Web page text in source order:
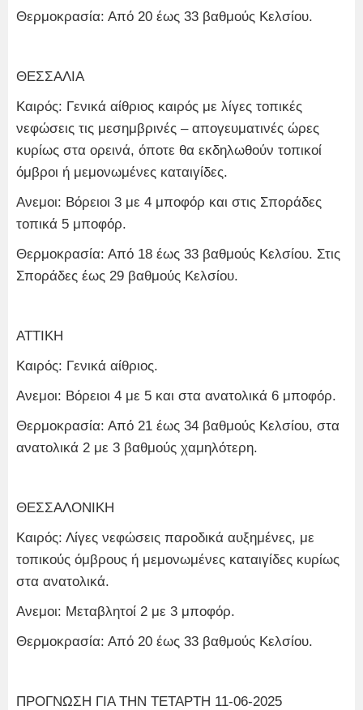
Θερμοκρασία: Από 20 έως 33 βαθμούς Κελσίου.
ΘΕΣΣΑΛΙΑ
Καιρός: Γενικά αίθριος καιρός με λίγες τοπικές
νεφώσεις τις μεσημβρινές – απογευματινές ώρες
κυρίως στα ορεινά, όποτε θα εκδηλωθούν τοπικοί
όμβροι ή μεμονωμένες καταιγίδες.
Ανεμοι: Βόρειοι 3 με 4 μποφόρ και στις Σποράδες
τοπικά 5 μποφόρ.
Θερμοκρασία: Από 18 έως 33 βαθμούς Κελσίου. Στις
Σποράδες έως 29 βαθμούς Κελσίου.
ΑΤΤΙΚΗ
Καιρός: Γενικά αίθριος.
Ανεμοι: Βόρειοι 4 με 5 και στα ανατολικά 6 μποφόρ.
Θερμοκρασία: Από 21 έως 34 βαθμούς Κελσίου, στα
ανατολικά 2 με 3 βαθμούς χαμηλότερη.
ΘΕΣΣΑΛΟΝΙΚΗ
Καιρός: Λίγες νεφώσεις παροδικά αυξημένες, με
τοπικούς όμβρους ή μεμονωμένες καταιγίδες κυρίως
στα ανατολικά.
Ανεμοι: Μεταβλητοί 2 με 3 μποφόρ.
Θερμοκρασία: Από 20 έως 33 βαθμούς Κελσίου.
ΠΡΟΓΝΩΣΗ ΓΙΑ ΤΗΝ ΤΕΤΑΡΤΗ 11-06-2025